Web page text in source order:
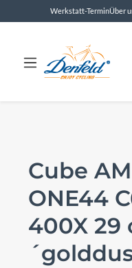
springenWerkstatt-TerminÜber
Cube
ONE44
400X 29